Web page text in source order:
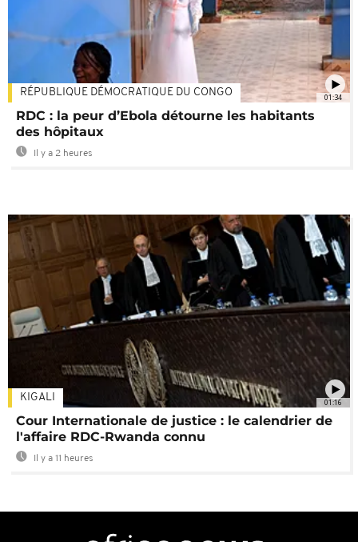
01:34
RÉPUBLIQUE DÉMOCRATIQUE DU CONGO
RDC : la peur d’Ebola détourne les habitants
des hôpitaux
Il y a 2 heures
01:16
KIGALI
Cour Internationale de justice : le calendrier de
l'affaire RDC-Rwanda connu
Il y a 11 heures